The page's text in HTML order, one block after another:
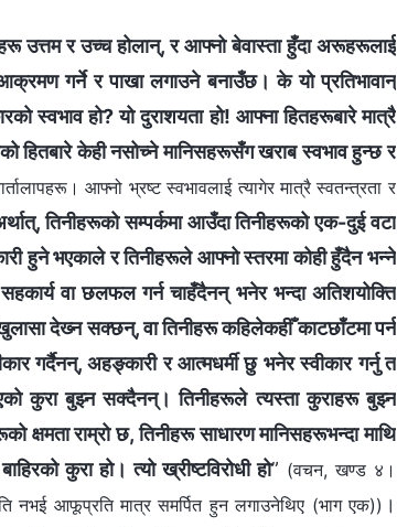
उत्तम र उच्‍च होलान्, र आफ्नो बेवास्ता हुँदा अरूहरूलाई
गर्ने र पाखा लगाउने बनाउँछ। के यो प्रतिभावान्‌
स्वभाव हो? यो दुराशयता हो! आफ्‍ना हितहरूबारे मात्रै
हितबारे केही नसोच्ने मानिसहरूसँग खराब स्वभाव हुन्छ र
आफ्‍नो भ्रष्ट स्वभावलाई त्यागेर मात्रै स्वतन्त्रता र
तिनीहरूको सम्पर्कमा आउँदा तिनीहरूको एक-दुई वटा
हुने भएकाले र तिनीहरूले आफ्नो स्तरमा कोही हुँदैन भन्‍ने
वा छलफल गर्न चाहँदैनन् भनेर भन्दा अतिशयोक्ति
देख्‍न सक्छन्, वा तिनीहरू कहिलेकहीँ काटछाँटमा पर्न
गर्दैनन्, अहङ्कारी र आत्मधर्मी छु भनेर स्वीकार गर्नु त
कुरा बुझ्न सक्दैनन्। तिनीहरूले त्यस्ता कुराहरू बुझ्न
राम्रो छ, तिनीहरू साधारण मानिसहरूभन्दा माथि
कुरा हो। त्यो ख्रीष्टविरोधी हो” (वचन, खण्ड ४।
नभई आफूप्रति मात्र समर्पित हुन लगाउनेथिए (भाग एक)) ।